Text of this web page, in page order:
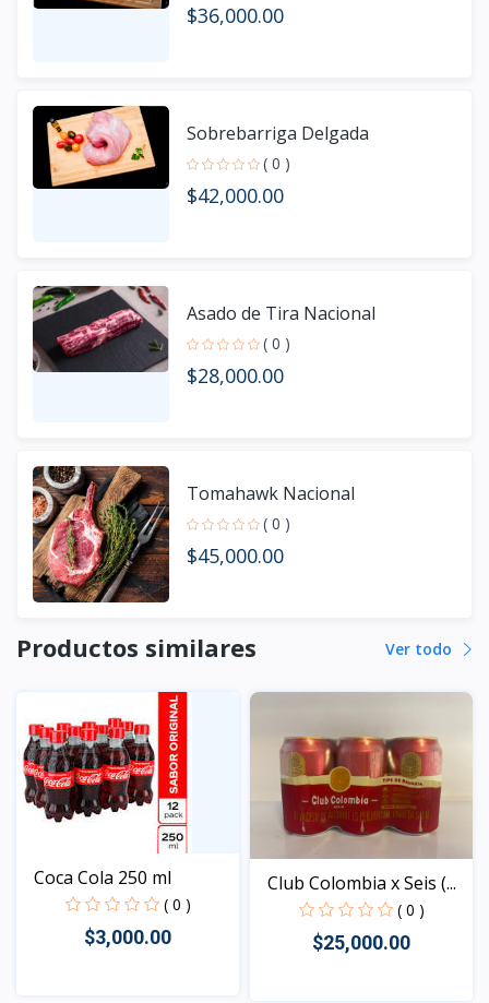
$36,000.00
Sobrebarriga Delgada
( 0 )
$42,000.00
Asado de Tira Nacional
( 0 )
$28,000.00
Tomahawk Nacional
( 0 )
$45,000.00
Productos similares Ver todo
Coca Cola 250 ml
( 0 )
$3,000.00
Club Colombia x Seis (...
( 0 )
$25,000.00